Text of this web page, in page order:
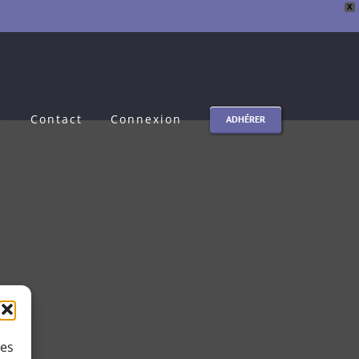
X
Contact Connexion ADHÉRER